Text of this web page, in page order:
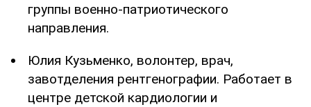
группы военно-патриотического
направления.
Юлия Кузьменко, волонтер, врач,
завотделения рентгенографии. Работает в
центре детской кардиологии и